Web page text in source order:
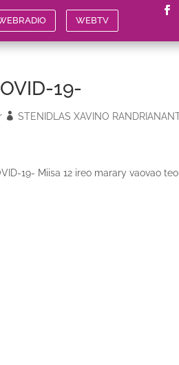
WEBTV
19-
STENIDLAS XAVINO
19- Miisa 12 ireo marary vaovao